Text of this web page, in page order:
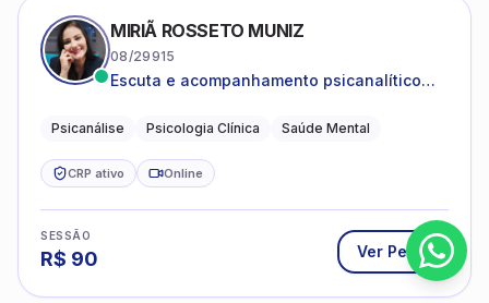
MIRIÃ ROSSETO MUNIZ
08/29915
Escuta e acompanhamento psicanalítico
Psicanálise Psicologia Clínica Saúde Mental
CRP ativo Online
SESSÃO
R$ 90 Ver Perfil